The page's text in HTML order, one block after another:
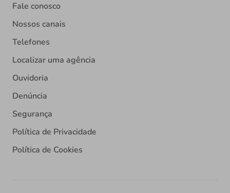
Fale conosco
Nossos canais
Telefones
Localizar uma agência
Ouvidoria
Denúncia
Segurança
Política de Privacidade
Política de Cookies